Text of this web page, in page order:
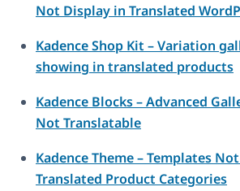
Not Display in Translated
Kadence Shop Kit – Variation
showing in translated products
Kadence Blocks – Advanced
Not Translatable
Kadence Theme – Templates
Translated Product Categories